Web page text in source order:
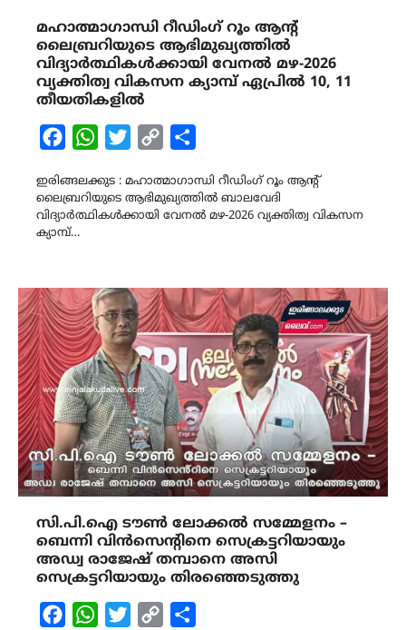
മഹാത്മാഗാന്ധി റീഡിംഗ് റൂം ആൻ്റ്
ലൈബ്രറിയുടെ ആഭിമുഖ്യത്തിൽ
വിദ്യാർത്ഥികൾക്കായി വേനൽ മഴ-2026
വ്യക്തിത്വ വികസന ക്യാമ്പ് ഏപ്രിൽ 10, 11
തീയതികളിൽ
FacebookWhatsAppTwitterCopy
ഇരിങ്ങലക്കുട : മഹാത്മാഗാന്ധി റീഡിംഗ് റൂം ആൻ്റ്
ലൈബ്രറിയുടെ ആഭിമുഖ്യത്തിൽ ബാലവേദി
വിദ്യാർത്ഥികൾക്കായി വേനൽ മഴ-2026 വ്യക്തിത്വ വികസന
ക്യാമ്പ്…
സി.പി.ഐ ടൗൺ ലോക്കൽ സമ്മേളനം –
ബെന്നി വിൻസെൻ്റിനെ സെക്രട്ടറിയായും
അഡ്വ രാജേഷ് തമ്പാനെ അസി
സെക്രട്ടറിയായും തിരഞ്ഞെടുത്തു
FacebookWhatsAppTwitterCopy